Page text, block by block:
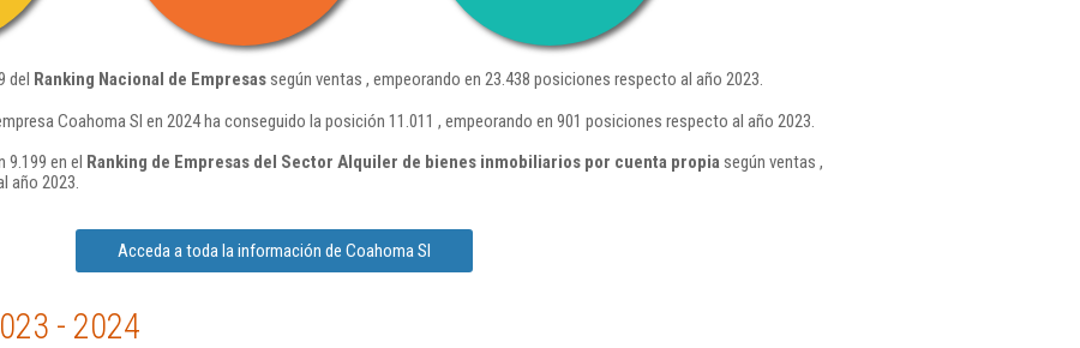
del Ranking Nacional de Empresassegún ventas , empeorando en 23.438 posiciones respecto al año 2023.
Coahoma Sl en 2024 ha conseguido la posición 11.011 , empeorando en 901 posiciones respecto al año 2023.
9.199 en el Ranking de Empresas del Sector Alquiler de bienes inmobiliarios por cuenta propiasegún ventas ,
año 2023.
Acceda a toda la información de Coahoma Sl
- 2024